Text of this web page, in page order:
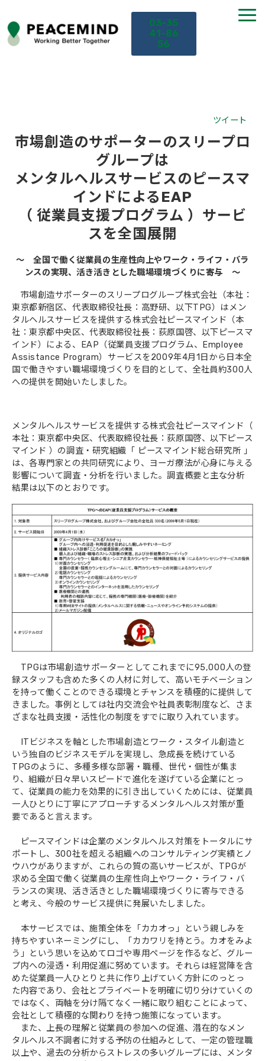
03-35
41-86
56
課題から探す
セミナー
お役立ち情報
ツイート
市場創造のサポーターのスリープロ
グループは
メンタルヘルスサービスのピースマ
インドによるEAP
（ 従業員支援プログラム ）サービ
スを全国展開
～ 全国で働く従業員の生産性向上やワーク・ライフ・バラ
ンスの実現、活き活きとした職場環境づくりに寄与 ～
市場創造サポーターのスリープログループ株式会社（本社：
東京都新宿区、代表取締役社長：高野研、以下TPG）はメン
タルヘルスサービスを提供する株式会社ピースマインド（本
社：東京都中央区、代表取締役社長：荻原国啓、以下ピースマ
インド）による、EAP（従業員支援プログラム、Employee
Assistance Program）サービスを2009年4月1日から日本全
国で働きやすい職場環境づくりを目的として、全社員約300人
への提供を開始いたしました。
メンタルヘルスサービスを提供する株式会社ピースマインド（
本社：東京都中央区、代表取締役社長：荻原国啓、以下ピース
マインド ）の調査・研究組織「 ピースマインド総合研究所 」
は、各専門家との共同研究により、ヨーガ療法が心身に与える
影響について調査・分析を行いました。調査概要と主な分析
結果は以下のとおりです。
TPGは市場創造サポーターとしてこれまでに95,000人の登
録スタッフも含めた多くの人材に対して、高いモチベーション
を持って働くことのできる環境とチャンスを積極的に提供して
きました。事例としては社内交流会や社員表彰制度など、さま
ざまな社員支援・活性化の制度をすでに取り入れています。
ITビジネスを軸とした市場創造とワーク・スタイル創造と
いう独自のビジネスモデルを実現し、急成長を続けている
TPGのように、多種多様な部署・職種、世代・個性が集ま
り、組織が日々早いスピードで進化を遂げている企業にとっ
て、従業員の能力を効果的に引き出していくためには、従業員
一人ひとりに丁寧にアプローチするメンタルヘルス対策が重
要であると言えます。
ピースマインドは企業のメンタルヘルス対策をトータルにサ
ポートし、300社を超える組織へのコンサルティング実績とノ
ウハウがありますが、これらの質の高いサービスが、TPGが
求める全国で働く従業員の生産性向上やワーク・ライフ・バ
ランスの実現、活き活きとした職場環境づくりに寄与できる
と考え、今般のサービス提供に発展いたしました。
本サービスでは、施策全体を「カカオっ」という親しみを
持ちやすいネーミングにし、「カカワリを持とう。カオをみよ
う」という思いを込めてロゴや専用ページを作るなど、グルー
プ内への浸透・利用促進に努めています。それらは経営陣を含
めた従業員一人ひとりと共に作り上げていく方針にのっとっ
た内容であり、会社とプライベートを明確に切り分けていくの
ではなく、両軸を分け隔てなく一緒に取り組むことによって、
会社として積極的な関わりを持つ施策になっています。
また、上長の理解と従業員の参加への促進、潜在的なメン
タルヘルス不調者に対する予防の仕組みとして、一定の管理職
以上や、過去の分析からストレスの多いグループには、メンタ